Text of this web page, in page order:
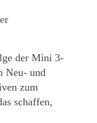
der Mini 3-
Neu- und
zum
schaffen,